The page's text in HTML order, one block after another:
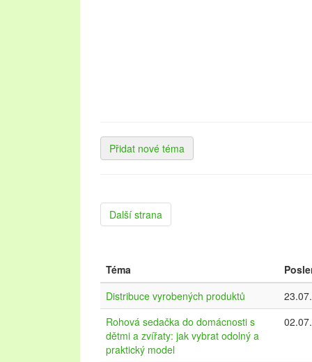
Přidat nové téma
Další strana
Téma
Distribuce vyrobených produktů
Rohová sedačka do domácnosti s
dětmi a zvířaty: jak vybrat odolný a
praktický model